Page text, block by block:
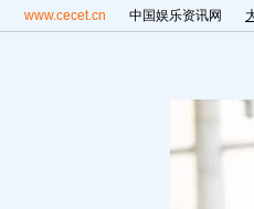
www.cecet.cn 中国娱乐资讯网